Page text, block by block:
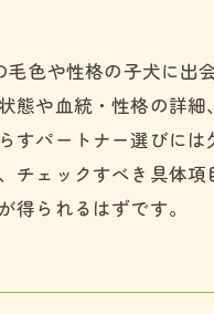
色や性格の子犬に出
や血統・性格の詳
パートナー選びに
ェックすべき具体
られるはずです。